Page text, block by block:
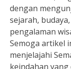
dengan
sejarah,
pengalaman
Semoga artikel
menjelajahi
keindahan